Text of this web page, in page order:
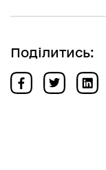
Поділитись: